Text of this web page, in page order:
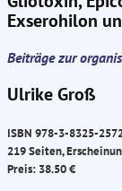
Exserohilon
Beiträge zur
Ulrike Groß
ISBN 978-3-8325-
219 Seiten,
Preis: 38.50 €